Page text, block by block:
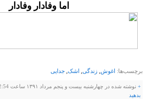
اما وفادار وفادار
برچسب‌ها: اغوش, زندگی, اشک, جدایی
+ نوشته شده در چهارشنبه بیست و پنجم مرداد ۱۳۹۱ ساعت 2:54 توسط ســـروش |
بدهيد